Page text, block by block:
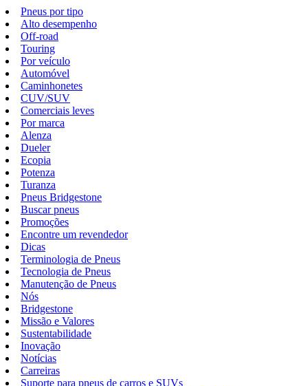
Pneus por tipo
Alto desempenho
Off-road
Touring
Por veículo
Automóvel
Caminhonetes
CUV/SUV
Comerciais leves
Por marca
Alenza
Dueler
Ecopia
Potenza
Turanza
Pneus Bridgestone
Buscar pneus
Promoções
Encontre um revendedor
Dicas
Terminologia de Pneus
Tecnologia de Pneus
Manutenção de Pneus
Nós
Bridgestone
Missão e Valores
Sustentabilidade
Inovação
Notícias
Carreiras
Suporte para pneus de carros e SUVs